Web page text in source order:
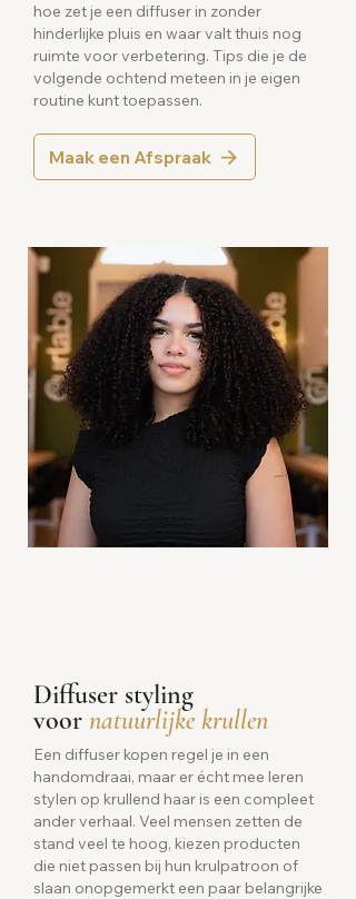
hoe zet je een diffuser in zonder
hinderlijke pluis en waar valt thuis nog
ruimte voor verbetering. Tips die je de
volgende ochtend meteen in je eigen
routine kunt toepassen.
Maak een Afspraak
Diffuser styling
voor natuurlijke krullen
Een diffuser kopen regel je in een
handomdraai, maar er écht mee leren
stylen op krullend haar is een compleet
ander verhaal. Veel mensen zetten de
stand veel te hoog, kiezen producten
die niet passen bij hun krulpatroon of
slaan onopgemerkt een paar belangrijke